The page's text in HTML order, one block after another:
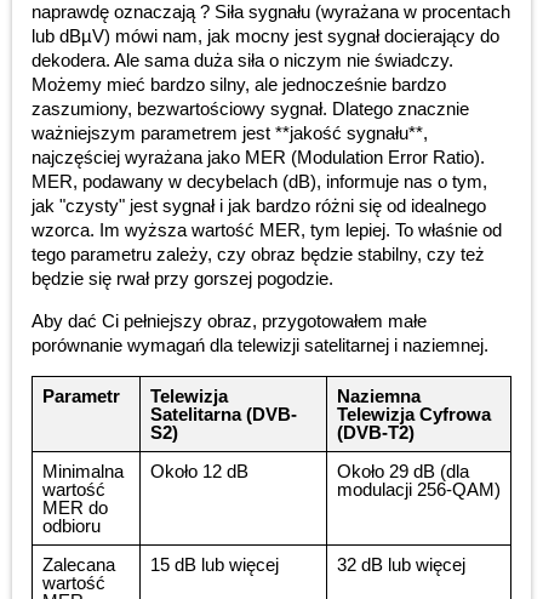
naprawdę oznaczają ? Siła sygnału (wyrażana w procentach
lub dBµV) mówi nam, jak mocny jest sygnał docierający do
dekodera. Ale sama duża siła o niczym nie świadczy.
Możemy mieć bardzo silny, ale jednocześnie bardzo
zaszumiony, bezwartościowy sygnał. Dlatego znacznie
ważniejszym parametrem jest **jakość sygnału**,
najczęściej wyrażana jako MER (Modulation Error Ratio).
MER, podawany w decybelach (dB), informuje nas o tym,
jak "czysty" jest sygnał i jak bardzo różni się od idealnego
wzorca. Im wyższa wartość MER, tym lepiej. To właśnie od
tego parametru zależy, czy obraz będzie stabilny, czy też
będzie się rwał przy gorszej pogodzie.
Aby dać Ci pełniejszy obraz, przygotowałem małe
porównanie wymagań dla telewizji satelitarnej i naziemnej.
Parametr
Telewizja
Satelitarna (DVB-
S2)
Naziemna
Telewizja Cyfrowa
(DVB-T2)
Minimalna
wartość
MER do
odbioru
Około 12 dB
Około 29 dB (dla
modulacji 256-QAM)
Zalecana
wartość
15 dB lub więcej 32 dB lub więcej